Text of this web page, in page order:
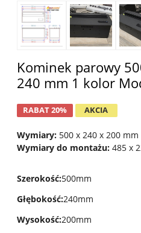
Kominek parowy
240 mm 1 kolor
RABAT 20% AKCIA
Wymiary: 500 x 240 x 200 mm
Wymiary do montażu: 485 x
Szerokość:500mm
Głębokość:240mm
Wysokość:200mm